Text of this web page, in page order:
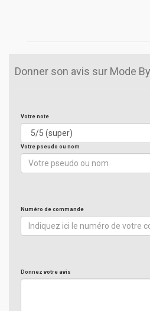
Donner son avis sur Mode
Votre note
Votre pseudo ou nom
Numéro de commande
Donnez votre avis